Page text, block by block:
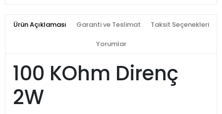
Ürün Açıklaması Garanti ve Teslimat Taksit Seçenekleri
Yorumlar
100 KOhm Direnç
2W